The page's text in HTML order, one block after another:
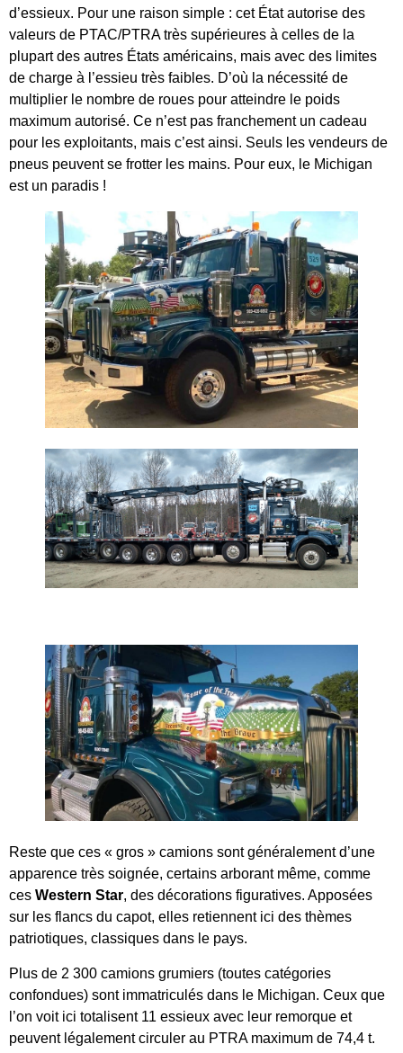
d’essieux. Pour une raison simple : cet État autorise des
valeurs de PTAC/PTRA très supérieures à celles de la
plupart des autres États américains, mais avec des limites
de charge à l’essieu très faibles. D’où la nécessité de
multiplier le nombre de roues pour atteindre le poids
maximum autorisé. Ce n’est pas franchement un cadeau
pour les exploitants, mais c’est ainsi. Seuls les vendeurs de
pneus peuvent se frotter les mains. Pour eux, le Michigan
est un paradis !
Reste que ces « gros » camions sont généralement d’une
apparence très soignée, certains arborant même, comme
ces Western Star, des décorations figuratives. Apposées
sur les flancs du capot, elles retiennent ici des thèmes
patriotiques, classiques dans le pays.
Plus de 2 300 camions grumiers (toutes catégories
confondues) sont immatriculés dans le Michigan. Ceux que
l’on voit ici totalisent 11 essieux avec leur remorque et
peuvent légalement circuler au PTRA maximum de 74,4 t.